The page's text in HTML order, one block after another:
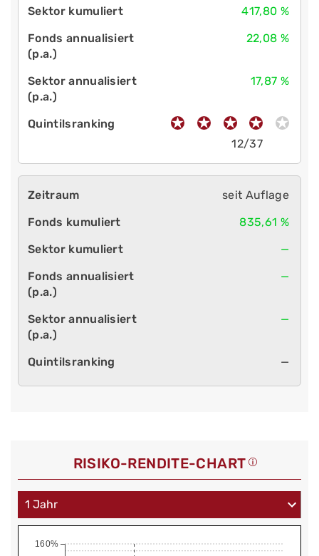
417,80 %
22,08 %
17,87 %
12/37
seit Auflage
835,61 %
—
—
—
—
RISIKO-RENDITE-CHART
160%